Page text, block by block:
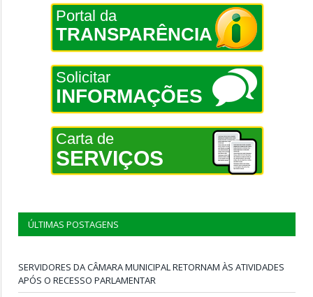
Portal da
TRANSPARÊNCIA
Solicitar
INFORMAÇÕES
Carta de
SERVIÇOS
ÚLTIMAS POSTAGENS
SERVIDORES DA CÂMARA MUNICIPAL RETORNAM ÀS ATIVIDADES
APÓS O RECESSO PARLAMENTAR